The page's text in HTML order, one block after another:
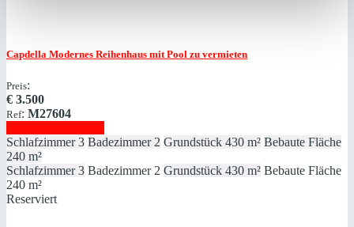
Capdella Modernes Reihenhaus mit Pool zu vermieten
Preis:
€ 3.500
Ref: M27604
Schlafzimmer 3 Badezimmer 2 Grundstück 430 m² Bebaute Fläche
240 m²
Schlafzimmer 3 Badezimmer 2 Grundstück 430 m² Bebaute Fläche
240 m²
Reserviert